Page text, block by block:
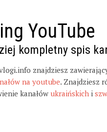
YouTube
kompletny spis
znajdziesz
na youtube. Znajdziesz
kanałów ukraińskich i